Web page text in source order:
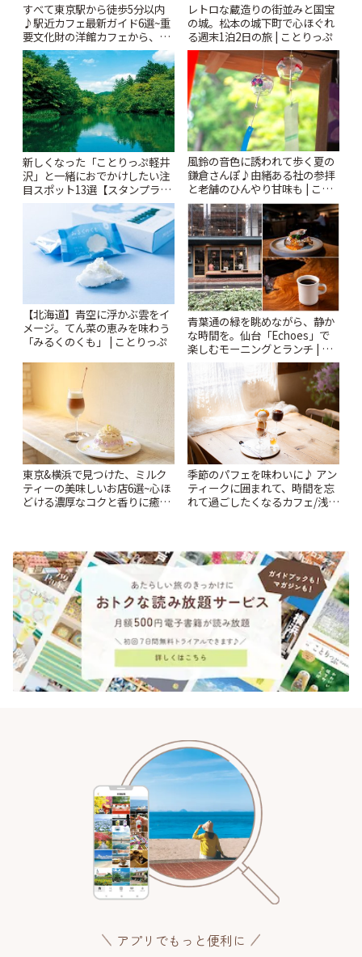
すべて東京駅から徒歩5分以内
♪駅近カフェ最新ガイド6選~重
要文化財の洋館カフェから、改
札すぐのレトロ喫茶まで~ | こと
りっぷ
レトロな蔵造りの街並みと国宝
の城。松本の城下町で心ほぐれ
る週末1泊2日の旅 | ことりっぷ
新しくなった「ことりっぷ軽井
沢」と一緒におでかけしたい注
目スポット13選【スタンプラリ
ー開催中】 | ことりっぷ
風鈴の音色に誘われて歩く夏の
鎌倉さんぽ♪由緒ある社の参拝
と老舗のひんやり甘味も | こと
りっぷ
【北海道】青空に浮かぶ雲をイ
メージ。てん菜の恵みを味わう
「みるくのくも」 | ことりっぷ
青葉通の緑を眺めながら、静か
な時間を。仙台「Echoes」で
楽しむモーニングとランチ | こ
とりっぷ
東京&横浜で見つけた、ミルク
ティーの美味しいお店6選~心ほ
どける濃厚なコクと香りに癒や
季節のパフェを味わいに♪ アン
ティークに囲まれて、時間を忘
れて過ごしたくなるカフェ/浅草
アプリでもっと便利に